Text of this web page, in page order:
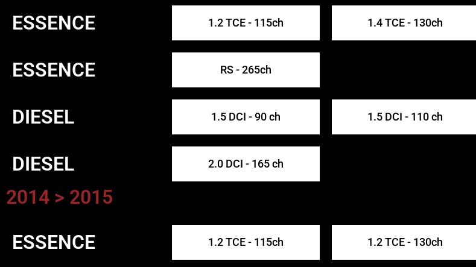
ESSENCE
1.2 TCE - 115ch 1.4 TCE - 130ch
ESSENCE RS - 265ch
DIESEL 1.5 DCI - 90 ch 1.5 DCI - 110 ch
DIESEL 2.0 DCI - 165 ch
2014 > 2015
ESSENCE
1.2 TCE - 115ch 1.2 TCE - 130ch